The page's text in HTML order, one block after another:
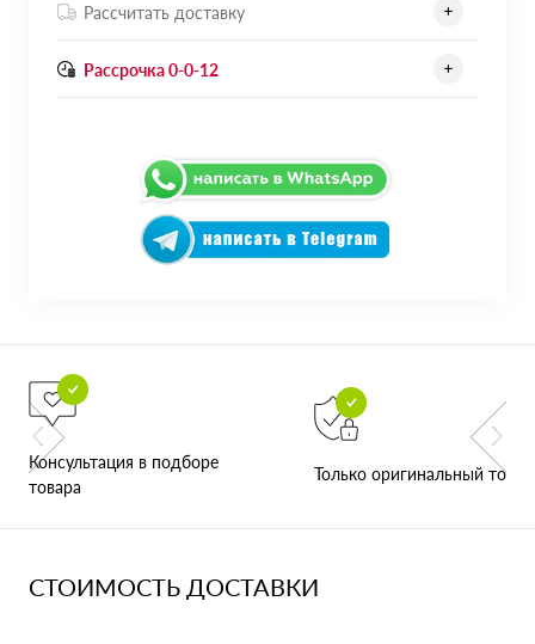
Рассчитать доставку
Рассрочка 0-0-12
Консультация в подборе
товара
Только оригинальный товар
СТОИМОСТЬ ДОСТАВКИ